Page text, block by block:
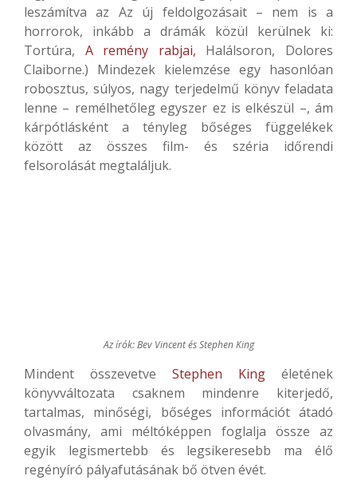
leszámítva az Az új feldolgozásait – nem is a
horrorok, inkább a drámák közül kerülnek ki:
Tortúra, A remény rabjai, Halálsoron, Dolores
Claiborne.) Mindezek kielemzése egy hasonlóan
robosztus, súlyos, nagy terjedelmű könyv feladata
lenne – remélhetőleg egyszer ez is elkészül –, ám
kárpótlásként a tényleg bőséges függelékek
között az összes film- és széria időrendi
felsorolását megtaláljuk.
Az írók: Bev Vincent és Stephen King
Mindent összevetve Stephen King életének
könyvváltozata csaknem mindenre kiterjedő,
tartalmas, minőségi, bőséges információt átadó
olvasmány, ami méltóképpen foglalja össze az
egyik legismertebb és legsikeresebb ma élő
regényíró pályafutásának bő ötven évét.